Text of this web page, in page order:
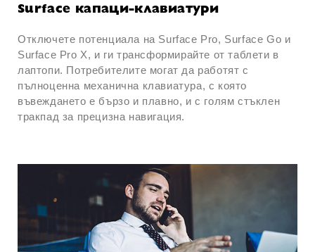
Surface капаци-клавиатури
Отключете потенциала на Surface Pro, Surface Go и
Surface Pro X, и ги трансформирайте от таблети в
лаптопи. Потребителите могат да работят с
пълноценна механична клавиатура, с която
въвеждането е бързо и плавно, и с голям стъклен
тракпад за прецизна навигация.